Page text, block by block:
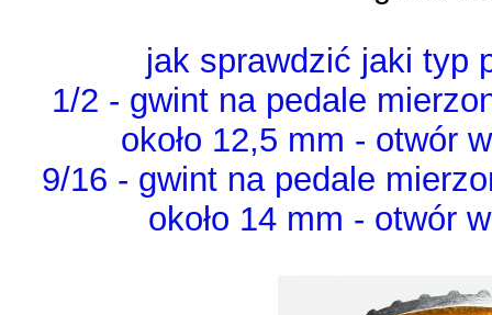
jak sprawdzić jaki typ
1/2 - gwint na pedale
około 12,5 mm - otwór
9/16 - gwint na pedale
około 14 mm - otwór